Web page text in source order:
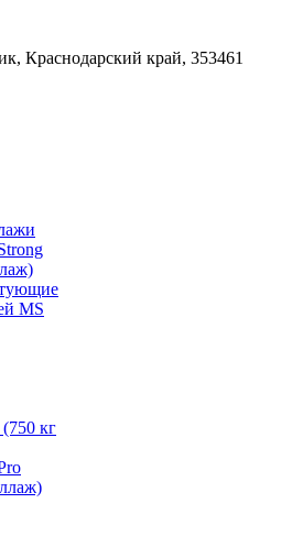
Краснодарский край, 353461
MS
кг